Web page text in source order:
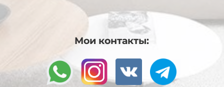
Мои контакты: